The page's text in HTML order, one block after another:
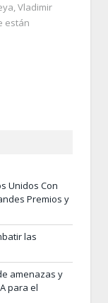
Vladimir
están
Unidos Con
Premios y
las
amenazas y
para el